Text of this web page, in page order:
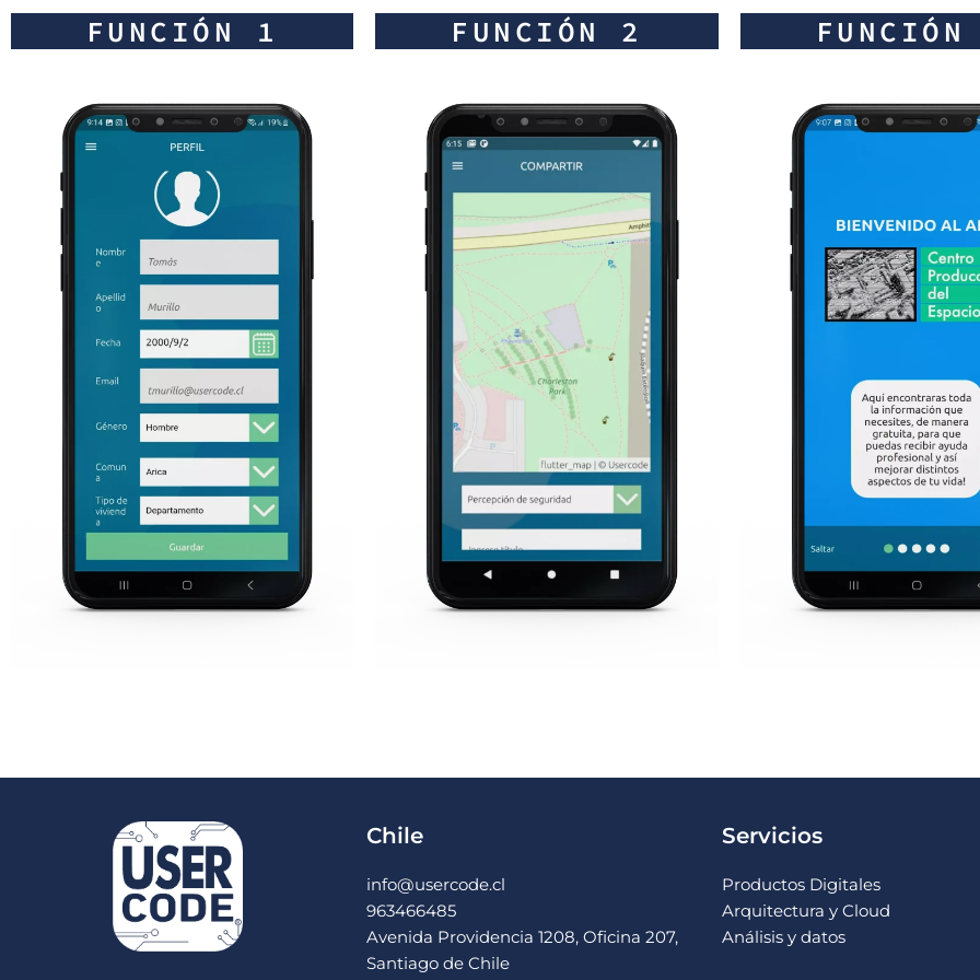
FUNCIÓN 1 FUNCIÓN 2
Chile
info@usercode.cl
963466485
Avenida Providencia 1208, Oficina 207,
Santiago de Chile
Servicios
Productos Digitales
Arquitectura y Cloud
Análisis y datos